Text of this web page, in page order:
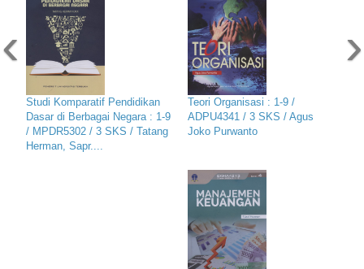
Studi Komparatif Pendidikan
Dasar di Berbagai Negara : 1-9
/ MPDR5302 / 3 SKS / Tatang
Herman, Sapr....
Teori Organisasi : 1-9 /
ADPU4341 / 3 SKS / Agus
Joko Purwanto
‹ ›